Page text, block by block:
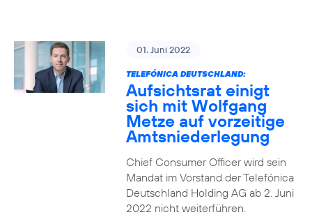
01. Juni 2022
TELEFÓNICA DEUTSCHLAND:
Aufsichtsrat einigt
sich mit Wolfgang
Metze auf vorzeitige
Amtsniederlegung
Chief Consumer Officer wird sein
Mandat im Vorstand der Telefónica
Deutschland Holding AG ab 2. Juni
2022 nicht weiterführen.